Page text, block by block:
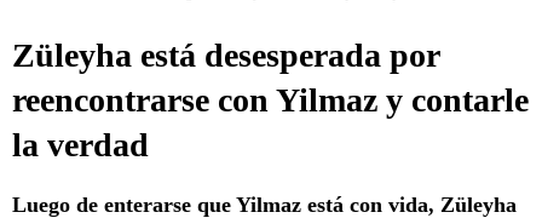
Züleyha está desesperada por
reencontrarse con Yilmaz y contarle
la verdad
Luego de enterarse que Yilmaz está con vida, Züleyha